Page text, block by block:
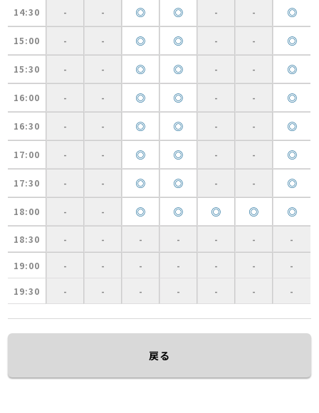
14:30 - - ◎ ◎ - - ◎
15:00 - - ◎ ◎ - - ◎
15:30 - - ◎ ◎ - - ◎
16:00 - - ◎ ◎ - - ◎
16:30 - - ◎ ◎ - - ◎
17:00 - - ◎ ◎ - - ◎
17:30 - - ◎ ◎ - - ◎
18:00 - - ◎ ◎ ◎ ◎ ◎
18:30 - - - - - - -
19:00 - - - - - - -
19:30 - - - - - - -
戻る